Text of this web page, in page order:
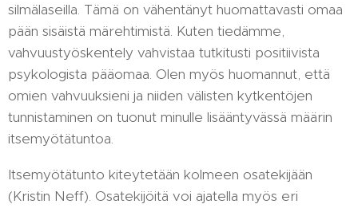
silmälaseilla. Tämä on vähentänyt huomattavasti omaa
pään sisäistä märehtimistä. Kuten tiedämme,
vahvuustyöskentely vahvistaa tutkitusti positiivista
psykologista pääomaa. Olen myös huomannut, että
omien vahvuuksieni ja niiden välisten kytkentöjen
tunnistaminen on tuonut minulle lisääntyvässä määrin
itsemyötätuntoa.
Itsemyötätunto kiteytetään kolmeen osatekijään
(Kristin Neff). Osatekijöitä voi ajatella myös eri